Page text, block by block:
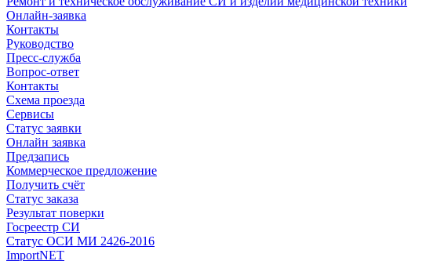
Онлайн-заявка
Контакты
Руководство
Пресс-служба
Вопрос-ответ
Контакты
Схема проезда
Сервисы
Статус заявки
Онлайн заявка
Предзапись
Коммерческое предложение
Получить счёт
Статус заказа
Результат поверки
Госреестр СИ
Статус ОСИ МИ 2426-2016
ImportNET